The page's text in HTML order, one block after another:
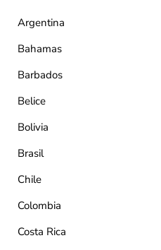
Argentina
Bahamas
Barbados
Belice
Bolivia
Brasil
Chile
Colombia
Costa Rica